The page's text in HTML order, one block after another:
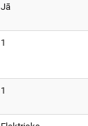
Jā
1
1